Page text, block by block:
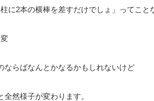
柱に2本の横棒を差すだけでしょ」ってこと
ならばなんとかなるかもしれないけど
全然様子が変わります。